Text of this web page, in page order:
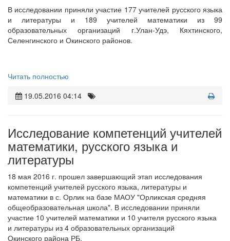
В исследовании приняли участие 177 учителей русского языка
и литературы и 189 учителей математики из 99
образовательных организаций г.Улан-Удэ, Кяхтинского,
Селенгинского и Окинского районов.
Читать полностью
19.05.2016 04:14
Исследование компетенций учителей
математики, русского языка и
литературы
18 мая 2016 г. прошел завершающий этап исследования
компетенций учителей русского языка, литературы и
математики в с. Орлик на базе МАОУ "Орликская средняя
общеобразовательная школа". В исследовании приняли
участие 10 учителей математики и 10 учителя русского языка
и литературы из 4 образовательных организаций
Окинского района РБ.